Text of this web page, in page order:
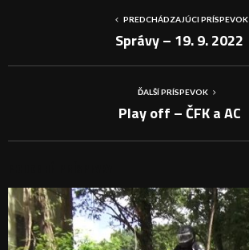
PREDCHÁDZAJÚCI PRÍSPEVOK
Správy – 19. 9. 2022
ĎALŠÍ PRÍSPEVOK
Play off – ČFK a AC